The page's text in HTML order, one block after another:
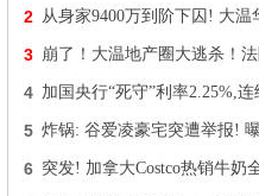
2 从身家9400万到阶下囚! 大温
3 崩了！大温地产圈大逃杀！
4 加国央行“死守”利率2.25%,
5 炸锅: 谷爱凌豪宅突遭举报!
6 突发! 加拿大Costco热销牛奶